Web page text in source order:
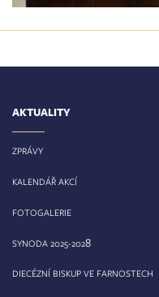
AKTUALITY
ZPRÁVY
KALENDÁŘ AKCÍ
FOTOGALERIE
SYNODA 2025-2028
DIECÉZNÍ BISKUP VE FARNOSTECH